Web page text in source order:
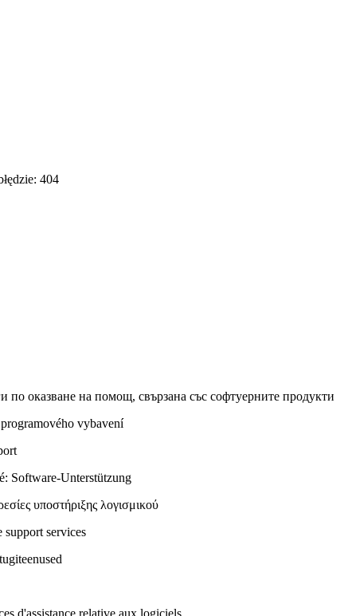
404
оказване на помощ, свързана със софтуерните продукти
vybavení
Software-Unterstützung
υποστήριξης λογισμικού
services
d'assistance relative aux logiciels